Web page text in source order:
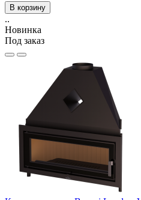
В корзину
..
Новинка
Под заказ